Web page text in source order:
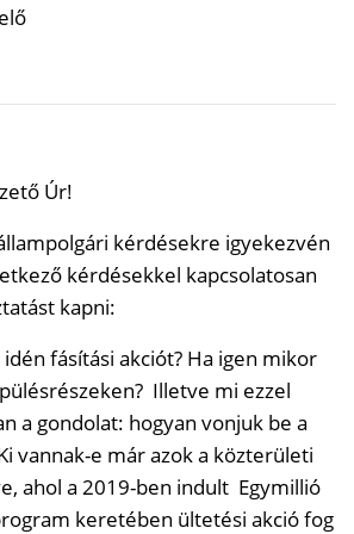
Úr!
kérdésekre igyekezvén
kérdésekkel kapcsolatosan
kapni:
fásítási akciót? Ha igen mikor
Illetve mi ezzel
a gondolat: hogyan vonjuk be a
vannak-e már azok a közterületi
ahol a 2019-ben indult Egymillió
keretében ültetési akció fog